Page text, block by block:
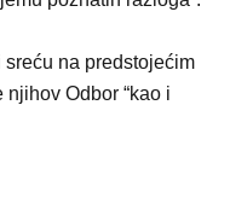
na predstojećim
Odbor “kao i